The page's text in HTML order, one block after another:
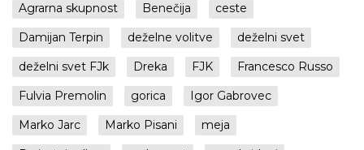
Agrarna skupnost Benečija
ceste
Damijan Terpin
deželne volitve
deželni svet
deželni svet FJk
Dreka FJK
Francesco Russo
Fulvia Premolin
gorica
Igor Gabrovec
Marko Jarc
Marko Pisani
meja